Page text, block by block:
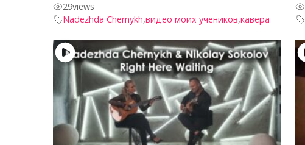
29views
Nadezhda Chernykh,видео моих учеников,кавера